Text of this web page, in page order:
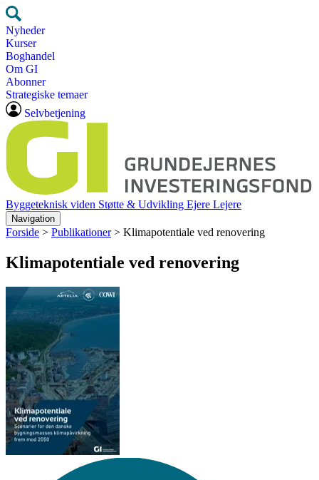
Nyheder
Kurser
Boghandel
Om GI
Abonner
Strategiske temaer
Selvbetjening
Byggeteknisk viden Støtte & Udvikling Ejere Lejere
Navigation
Forside > Publikationer > Klimapotentiale ved renovering
Klimapotentiale ved renovering